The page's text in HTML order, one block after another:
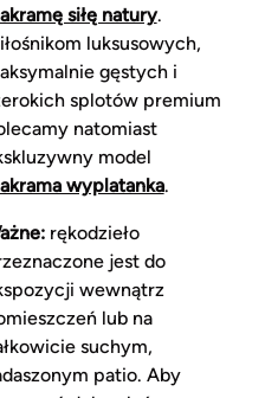
siłę natury.
luksusowych,
gęstych i
splotów premium
natomiast
model
wyplatanka.
rękodzieło
jest do
wewnątrz
lub na
suchym,
patio. Aby